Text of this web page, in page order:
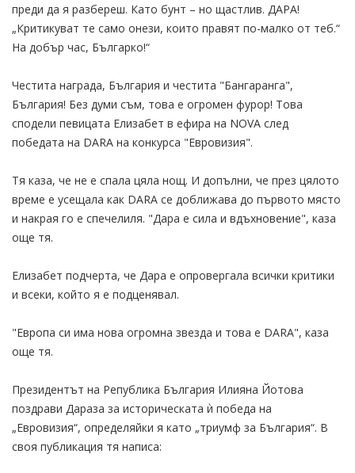
преди да я разбереш. Като бунт – но щастлив. ДАРА!
„Критикуват те само онези, които правят по-малко от теб.“
На добър час, Българко!“
Честита награда, България и честита "Бангаранга",
България! Без думи съм, това е огромен фурор! Това
сподели певицата Елизабет в ефира на NOVA след
победата на DARA на конкурса "Евровизия".
Тя каза, че не е спала цяла нощ. И допълни, че през цялото
време е усещала как DARA се доближава до първото място
и накрая го е спечелиля. "Дара е сила и вдъхновение", каза
още тя.
Eлизабет подчерта, че Дара е опровергала всички критики
и всеки, който я е подценявал.
"Европа си има нова огромна звезда и това е DARA", каза
още тя.
Президентът на Република България Илияна Йотова
поздрави Дараза за историческата ѝ победа на
„Евровизия“, определяйки я като „триумф за България“. В
своя публикация тя написа: